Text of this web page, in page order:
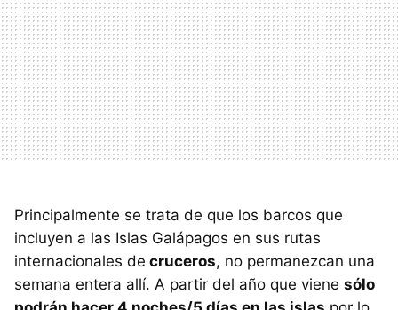
Principalmente se trata de que los barcos que
incluyen a las Islas Galápagos en sus rutas
internacionales de cruceros, no permanezcan una
semana entera allí. A partir del año que viene sólo